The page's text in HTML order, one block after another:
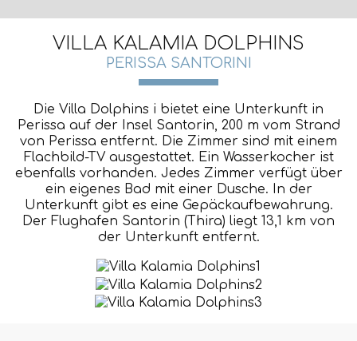
VILLA KALAMIA DOLPHINS
PERISSA SANTORINI
Die Villa Dolphins i bietet eine Unterkunft in
Perissa auf der Insel Santorin, 200 m vom Strand
von Perissa entfernt. Die Zimmer sind mit einem
Flachbild-TV ausgestattet. Ein Wasserkocher ist
ebenfalls vorhanden. Jedes Zimmer verfügt über
ein eigenes Bad mit einer Dusche. In der
Unterkunft gibt es eine Gepäckaufbewahrung.
Der Flughafen Santorin (Thira) liegt 13,1 km von
der Unterkunft entfernt.